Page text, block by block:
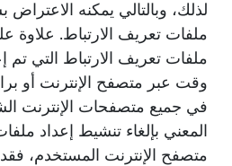
لذلك، وبالتالي يمكنه
ملفات تعريف الارتباط.
ملفات تعريف الارتباط التي تم
وقت عبر متصفح الإنترنت أو
في جميع متصفحات الإنترنت
المعني بإلغاء تنشيط إعداد
متصفح الإنترنت المستخدم،